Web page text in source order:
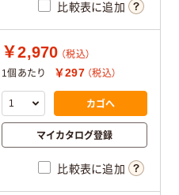
比較表に追加
￥2,970 （税込）
1個あたり
￥297 （税込）
カゴへ
マイカタログ登録
比較表に追加